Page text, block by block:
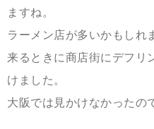
ますね。
ラーメン店が多いかもしれ
来るときに商店街にデフリ
けました。
大阪では見かけなかったの